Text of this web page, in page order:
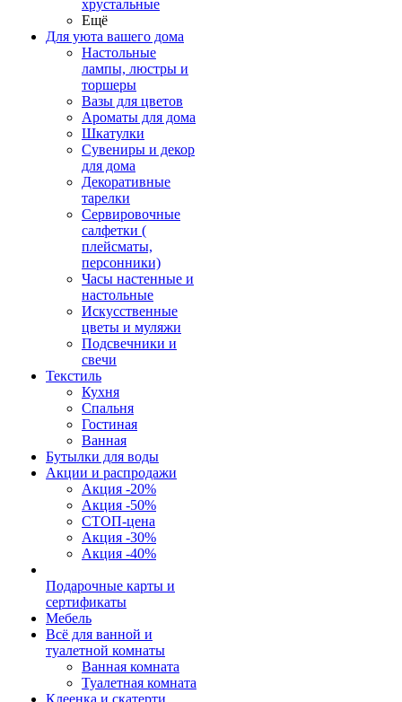
хрустальные
Ещё
Для уюта вашего дома
Настольные
лампы, люстры и
торшеры
Вазы для цветов
Ароматы для дома
Шкатулки
Сувениры и декор
для дома
Декоративные
тарелки
Сервировочные
салфетки (
плейсматы,
персонники)
Часы настенные и
настольные
Искусственные
цветы и муляжи
Подсвечники и
свечи
Текстиль
Кухня
Спальня
Гостиная
Ванная
Бутылки для воды
Акции и распродажи
Акция -20%
Акция -50%
СТОП-цена
Акция -30%
Акция -40%
Подарочные карты и
сертификаты
Мебель
Всё для ванной и
туалетной комнаты
Ванная комната
Туалетная комната
Клеенка и скатерти